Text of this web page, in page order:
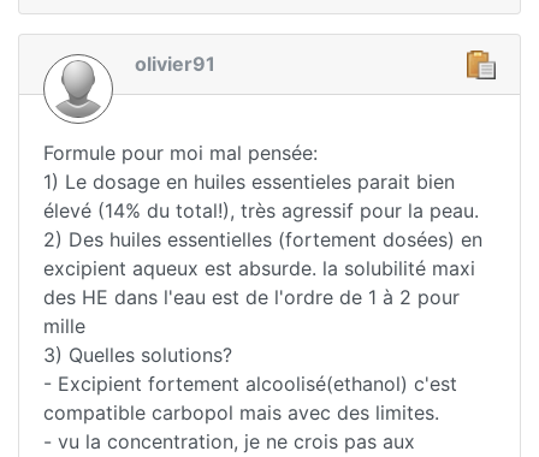
olivier91
Formule pour moi mal pensée:
1) Le dosage en huiles essentieles parait bien
élevé (14% du total!), très agressif pour la peau.
2) Des huiles essentielles (fortement dosées) en
excipient aqueux est absurde. la solubilité maxi
des HE dans l'eau est de l'ordre de 1 à 2 pour
mille
3) Quelles solutions?
- Excipient fortement alcoolisé(ethanol) c'est
compatible carbopol mais avec des limites.
- vu la concentration, je ne crois pas aux